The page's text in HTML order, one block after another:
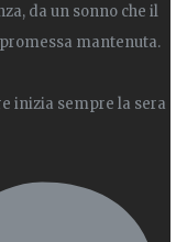
da un sonno che il
mantenuta.
inizia sempre la sera